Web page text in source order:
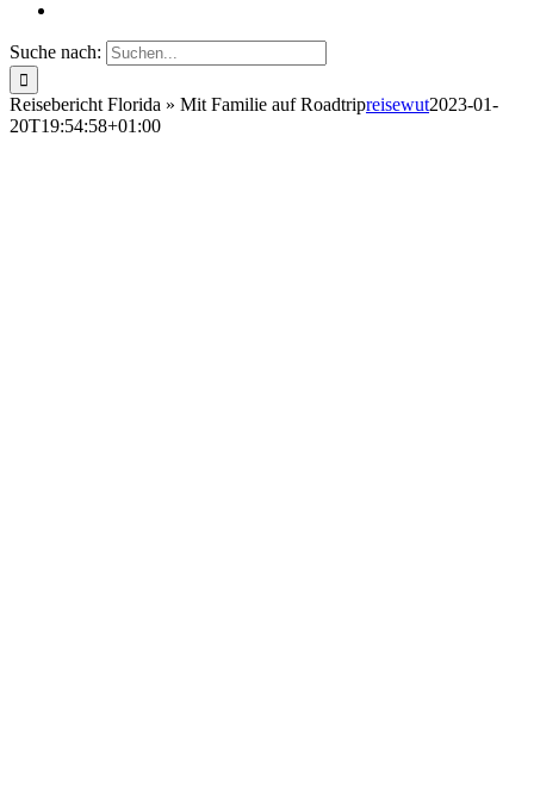
Suche nach:
Reisebericht Florida » Mit Familie auf Roadtripreisewut2023-01-
20T19:54:58+01:00